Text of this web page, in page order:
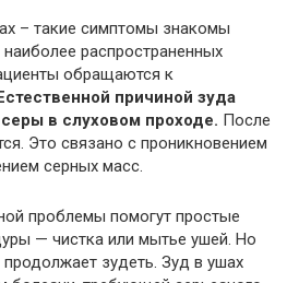
– такие симптомы знакомы
распространенных
обращаются к
причиной зуда
в слуховом проходе. После
Это связано с проникновением
серных масс.
проблемы помогут простые
— чистка или мытье ушей. Но
продолжает зудеть. Зуд в ушах